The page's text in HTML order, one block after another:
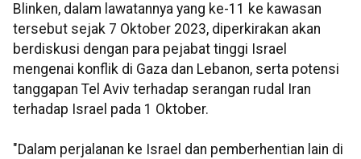
Blinken, dalam lawatannya yang ke-11 ke kawasan
tersebut sejak 7 Oktober 2023, diperkirakan akan
berdiskusi dengan para pejabat tinggi Israel
mengenai konflik di Gaza dan Lebanon, serta potensi
tanggapan Tel Aviv terhadap serangan rudal Iran
terhadap Israel pada 1 Oktober.
"Dalam perjalanan ke Israel dan pemberhentian lain di